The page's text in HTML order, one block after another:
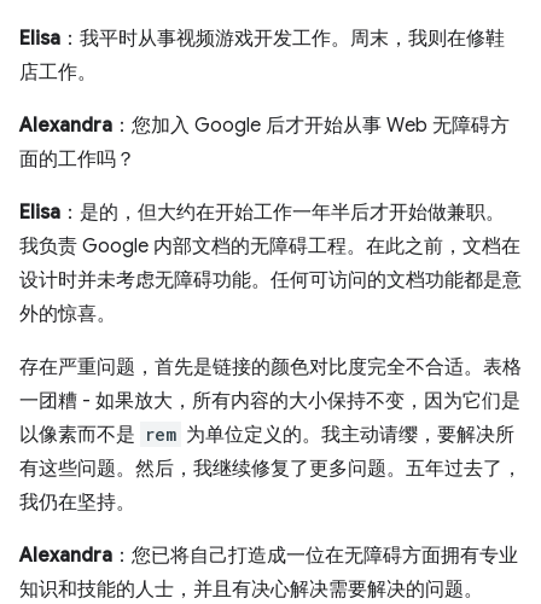
Elisa ：我平时从事视频游戏开发工作。周末，我则在修鞋
店工作。
Alexandra ：您加入 Google 后才开始从事 Web 无障碍方
面的工作吗？
Elisa ：是的，但大约在开始工作一年半后才开始做兼职。
我负责 Google 内部文档的无障碍工程。在此之前，文档在
设计时并未考虑无障碍功能。任何可访问的文档功能都是意
外的惊喜。
存在严重问题，首先是链接的颜色对比度完全不合适。表格
一团糟 - 如果放大，所有内容的大小保持不变，因为它们是
以像素而不是 rem 为单位定义的。我主动请缨，要解决所
有这些问题。然后，我继续修复了更多问题。五年过去了，
我仍在坚持。
Alexandra ：您已将自己打造成一位在无障碍方面拥有专业
知识和技能的人士，并且有决心解决需要解决的问题。